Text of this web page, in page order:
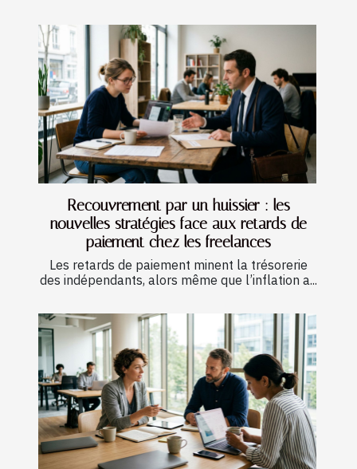
Recouvrement par un huissier : les
nouvelles stratégies face aux retards de
paiement chez les freelances
Les retards de paiement minent la trésorerie
des indépendants, alors même que l’inflation a...